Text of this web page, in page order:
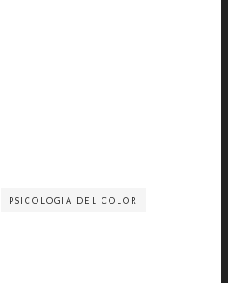
PSICOLOGIA DEL COLOR